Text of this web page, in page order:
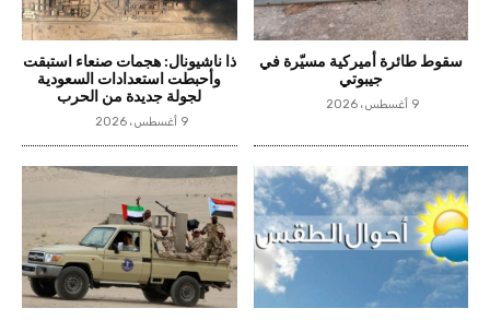
سقوط طائرة أميركية مسيّرة في
جيبوتي
9 أغسطس، 2026
ذا ناشيونال: هجمات صنعاء استبقت
وأحبطت استعدادات السعودية
لجولة جديدة من الحرب
9 أغسطس، 2026